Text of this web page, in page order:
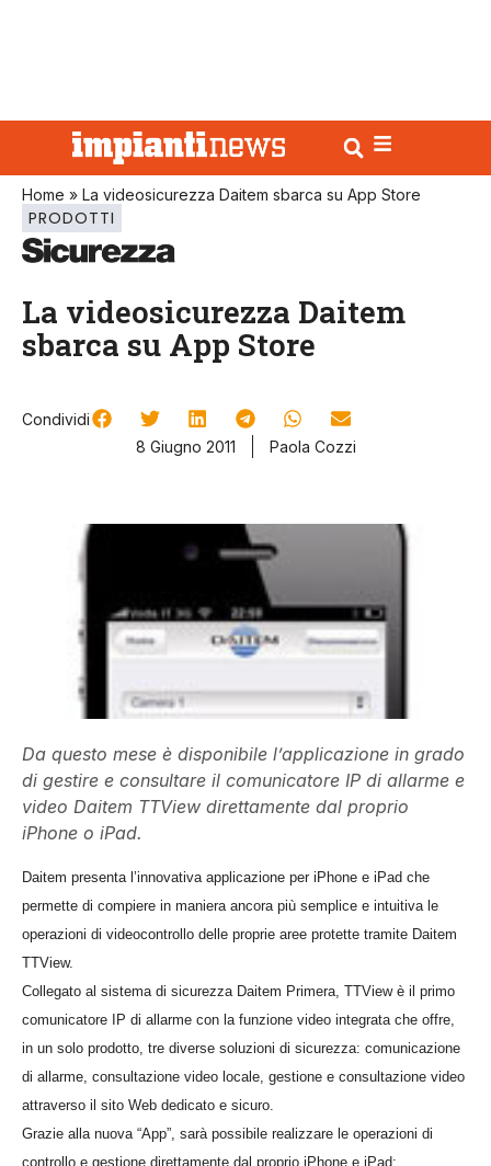
Home » La videosicurezza Daitem sbarca su App Store
PRODOTTI
La videosicurezza Daitem
sbarca su App Store
Condividi
8 Giugno 2011
Paola Cozzi
Da questo mese è disponibile l’applicazione in grado
di gestire e consultare il comunicatore IP di allarme e
video Daitem TTView direttamente dal proprio
iPhone o iPad.
Daitem presenta l’innovativa applicazione per iPhone e iPad che
permette di compiere in maniera ancora più semplice e intuitiva le
operazioni di videocontrollo delle proprie aree protette tramite Daitem
TTView.
Collegato al sistema di sicurezza Daitem Primera, TTView è il primo
comunicatore IP di allarme con la funzione video integrata che offre,
in un solo prodotto, tre diverse soluzioni di sicurezza: comunicazione
di allarme, consultazione video locale, gestione e consultazione video
attraverso il sito Web dedicato e sicuro.
Grazie alla nuova “App”, sarà possibile realizzare le operazioni di
controllo e gestione direttamente dal proprio iPhone e iPad: